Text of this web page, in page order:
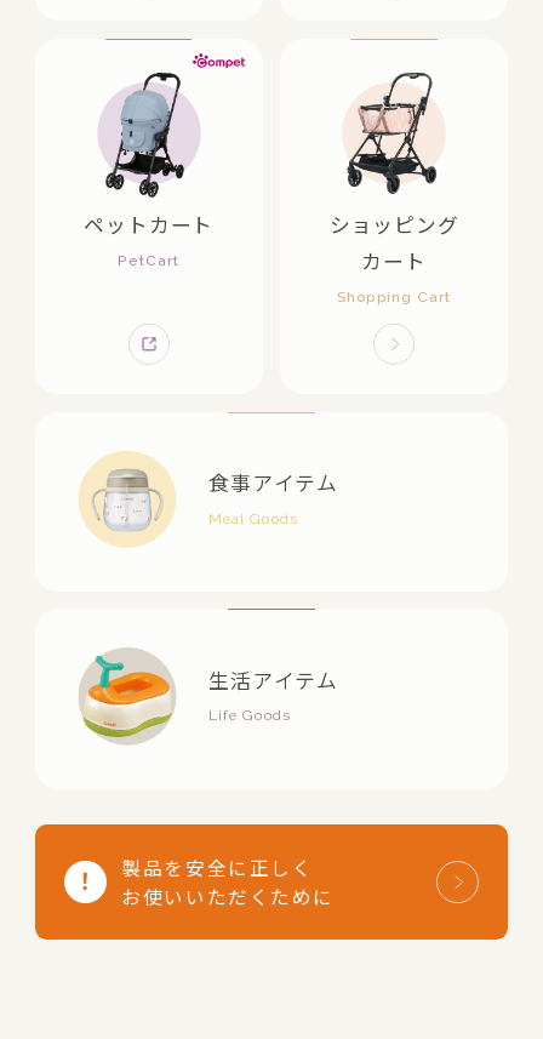
ペットカート
ショッピング
カート
食事アイテム
生活アイテム
製品を安全に正しく
お使いいただくために